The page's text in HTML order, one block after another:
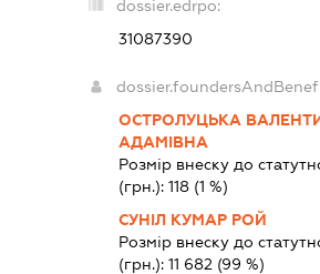
dossier.edrpo:
31087390
ОСТРОЛУЦЬКА
АДАМІВНА
Розмір внеску до
(грн.): 118(1 %)
СУНІЛ КУМАР РОЙ
Розмір внеску до
(грн.): 11 682 (99 %)